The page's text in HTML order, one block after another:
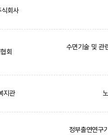
회사
회
수면기술 및 관
지관
정부출연연구